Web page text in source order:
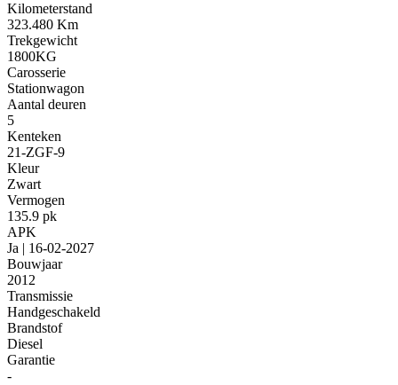
Kilometerstand
323.480 Km
Trekgewicht
1800KG
Carosserie
Stationwagon
Aantal deuren
5
Kenteken
21-ZGF-9
Kleur
Zwart
Vermogen
135.9 pk
APK
Ja | 16-02-2027
Bouwjaar
2012
Transmissie
Handgeschakeld
Brandstof
Diesel
Garantie
-